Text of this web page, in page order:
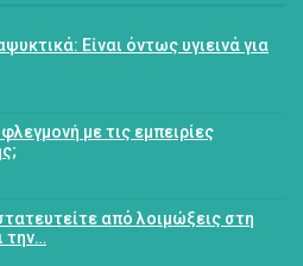
Είναι όντως υγιεινά για
με τις εμπειρίες
από λοιμώξεις στη
την…